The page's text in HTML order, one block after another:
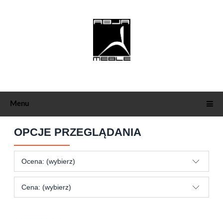
Menu
OPCJE PRZEGLĄDANIA
Ocena: (wybierz)
Cena: (wybierz)